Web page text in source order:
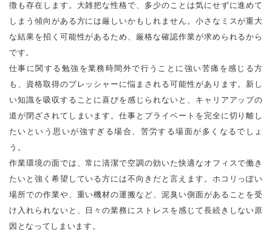
徴も存在します。大雑把な性格で、多少のことは気にせずに進めて
しまう傾向がある方には厳しいかもしれません。小さなミスが重大
な結果を招く可能性があるため、厳格な確認作業が求められるから
です。
仕事に関する勉強を業務時間外で行うことに強い苦痛を感じる方
も、資格取得のプレッシャーに悩まされる可能性があります。新し
い知識を吸収することに喜びを感じられないと、キャリアアップの
道が閉ざされてしまいます。仕事とプライベートを完全に切り離し
たいという思いが強すぎる場合、苦労する場面が多くなるでしょ
う。
作業環境の面では、常に清潔で空調の効いた快適なオフィスで働き
たいと強く希望している方には不向きだと言えます。ホコリっぽい
場所での作業や、重い機材の運搬など、泥臭い側面があることを受
け入れられないと、日々の業務にストレスを感じて長続きしない原
因となってしまいます。